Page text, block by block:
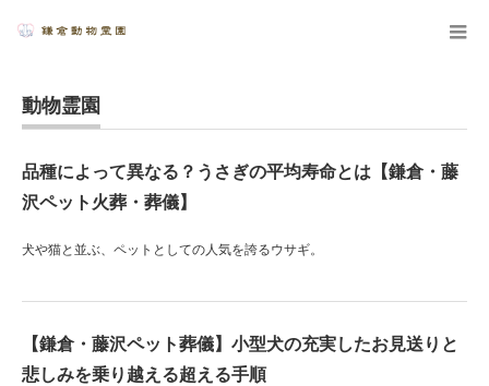
動物霊園
品種によって異なる？うさぎの平均寿命とは【鎌倉・藤
沢ペット火葬・葬儀】
犬や猫と並ぶ、ペットとしての人気を誇るウサギ。
【鎌倉・藤沢ペット葬儀】小型犬の充実したお見送りと
悲しみを乗り越える超える手順